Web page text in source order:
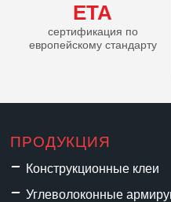
ETA
сертификация по
европейскому стандарту
ПРОДУКЦИЯ
Конструкционные клеи
Углеволоконные